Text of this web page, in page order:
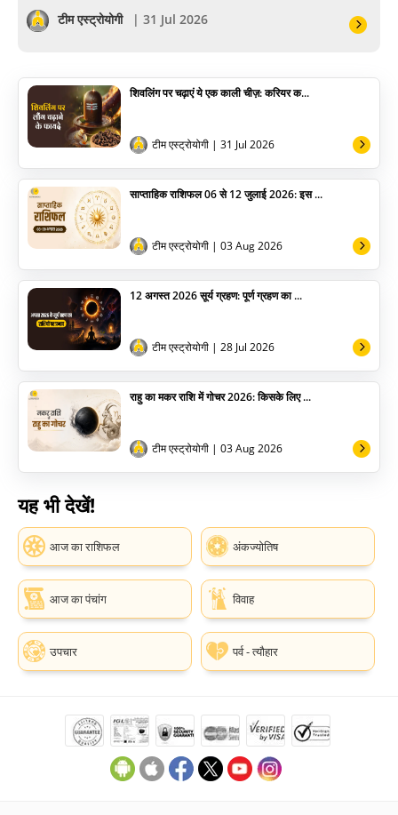
सेलिब्रिटी
योग
अन्य
टीम एस्ट्रोयोगी | 31 Jul 2026
शिवलिंग पर चढ़ाएं ये एक काली चीज़: करियर क...
टीम एस्ट्रोयोगी | 31 Jul 2026
साप्ताहिक राशिफल 06 से 12 जुलाई 2026: इस ...
टीम एस्ट्रोयोगी | 03 Aug 2026
12 अगस्त 2026 सूर्य ग्रहण: पूर्ण ग्रहण का ...
टीम एस्ट्रोयोगी | 28 Jul 2026
राहु का मकर राशि में गोचर 2026: किसके लिए ...
टीम एस्ट्रोयोगी | 03 Aug 2026
यह भी देखें!
आज का राशिफल अंकज्योतिष
आज का पंचांग विवाह
उपचार पर्व - त्यौहार